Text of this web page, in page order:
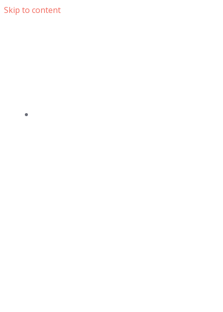
Skip to content